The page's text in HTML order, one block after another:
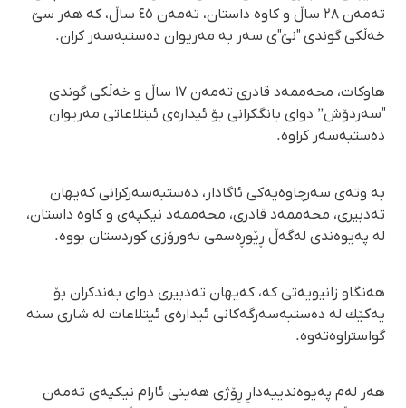
تەمەن ٢٨ ساڵ و كاوە داستان، تەمەن ٤٥ ساڵ، كە هەر سێ
خەڵكی گوندی "نێ"ی سەر بە مەریوان دەستبەسەر كران.
هاوكات، محەممەد قادری تەمەن ١٧ ساڵ و خەڵكی گوندی
"سەردۆش” دوای بانگكرانی بۆ ئیدارەی ئیتلاعاتی مەریوان
دەستبەسەر كراوە.
بە وتەی سەرچاوەیەكی ئاگادار، دەستبەسەركرانی كەیهان
تەدبیری، محەممەد قادری، محەممەد نیكپەی و كاوە داستان،
لە پەیوەندی لەگەڵ ڕێوڕەسمی نەورۆزی كوردستان بووە.
هەنگاو زانیویەتی كە، كەیهان تەدبیری دوای بەندكران بۆ
یەكێك لە دەستبەسەرگەكانی ئیدارەی ئیتلاعات لە شاری سنە
گواستراوەتەوە.
هەر لەم پەیوەندییەداڕ ڕۆژی هەینی ئارام نیكپەی تەمەن